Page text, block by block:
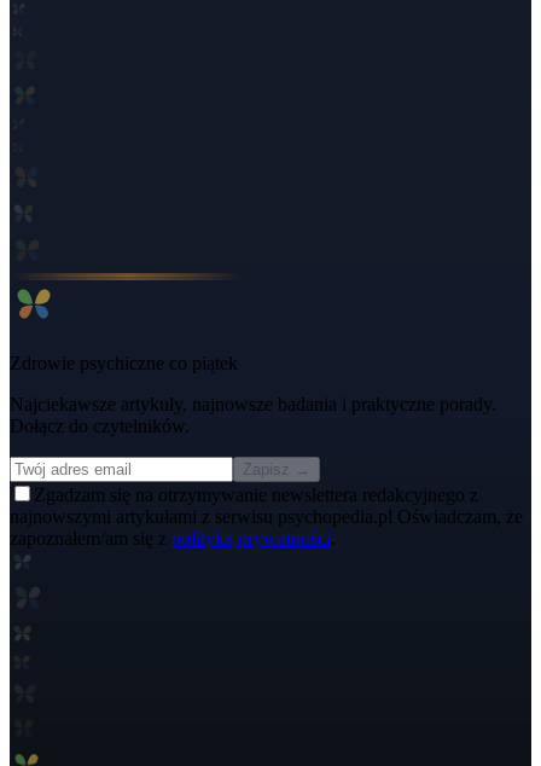
Zdrowie psychiczne co piątek
Najciekawsze artykuły, najnowsze badania i praktyczne porady.
Dołącz do czytelników.
Zapisz →
Zgadzam się na otrzymywanie newslettera redakcyjnego z
najnowszymi artykułami z serwisu psychopedia.pl Oświadczam, że
zapoznałem/am się z polityką prywatności.